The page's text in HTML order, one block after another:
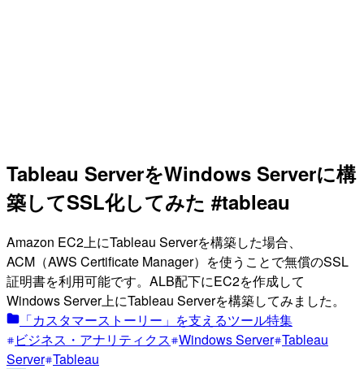
Tableau ServerをWindows Serverに構
築してSSL化してみた #tableau
Amazon EC2上にTableau Serverを構築した場合、
ACM（AWS Certificate Manager）を使うことで無償のSSL
証明書を利用可能です。ALB配下にEC2を作成して
Windows Server上にTableau Serverを構築してみました。
「カスタマーストーリー」を支えるツール特集
ビジネス・アナリティクス Windows Server Tableau
Server Tableau